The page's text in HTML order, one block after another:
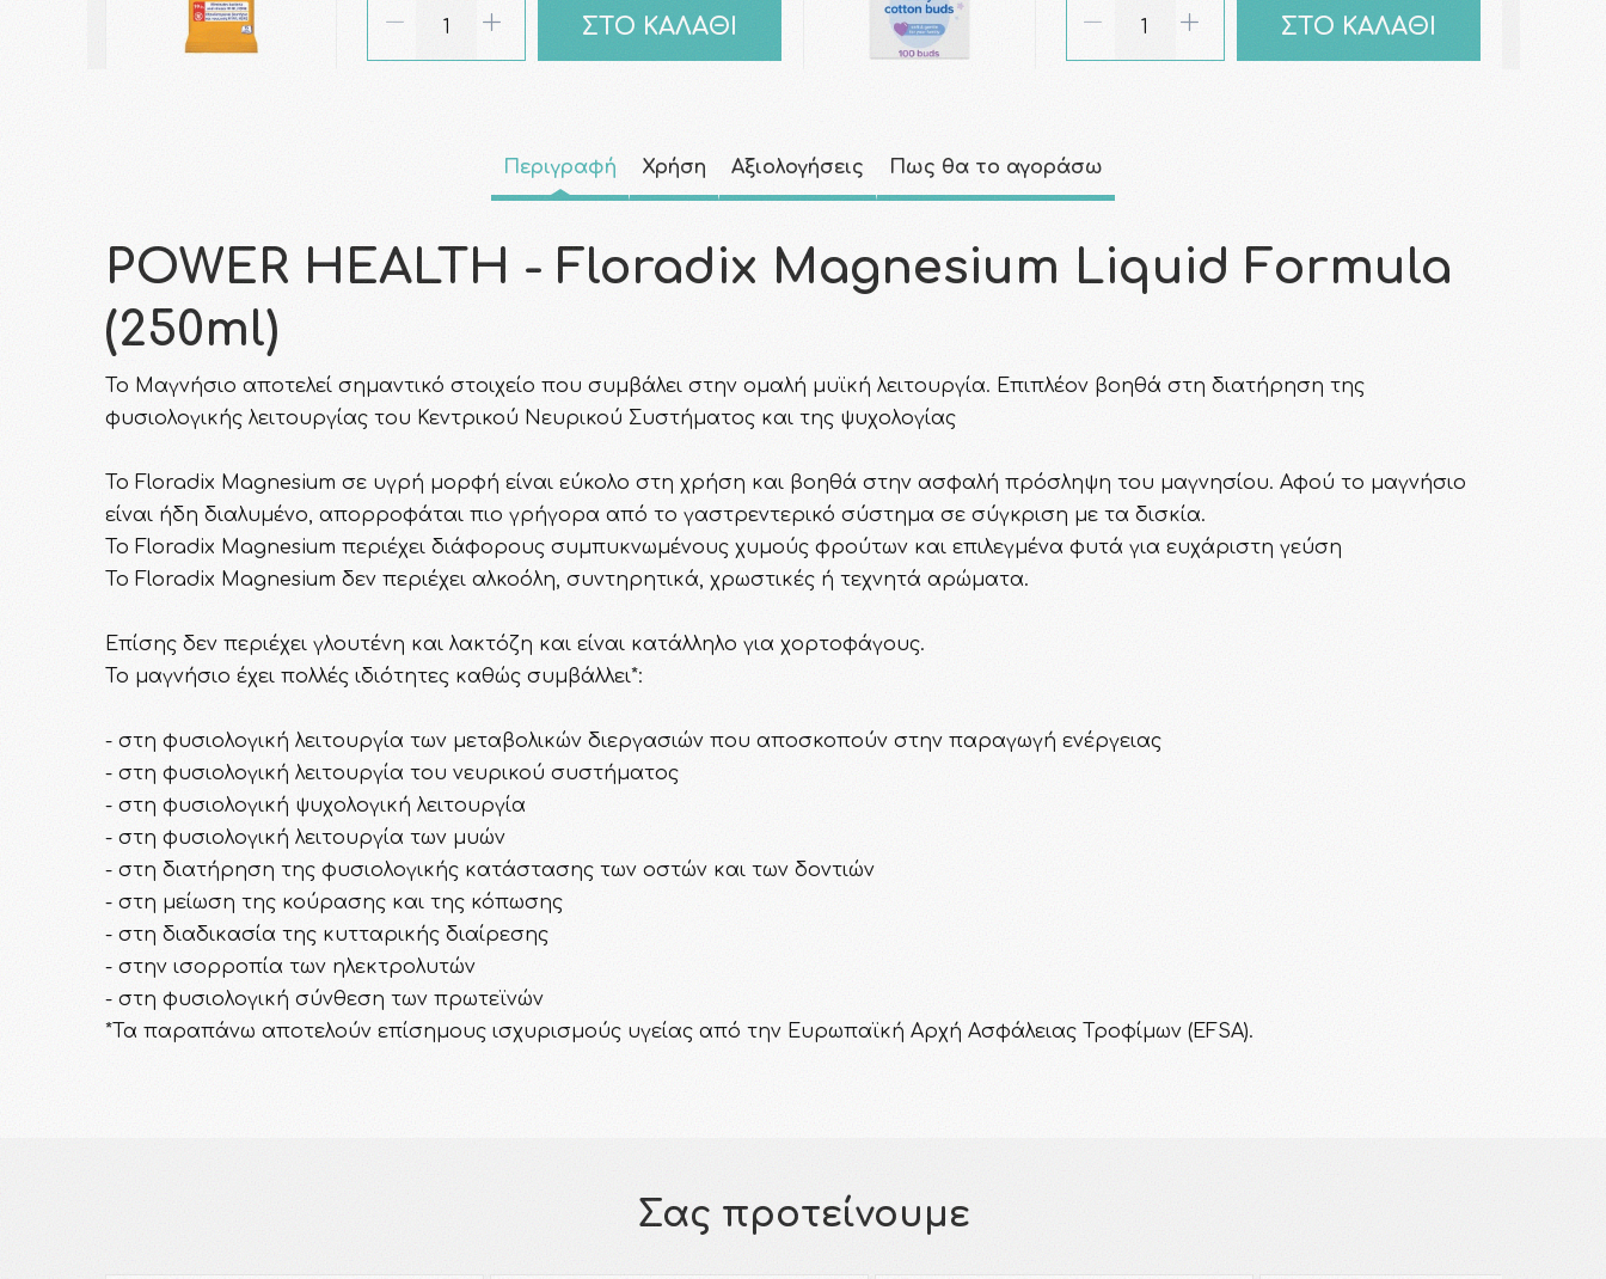
ΣΤΟ ΚΑΛΑΘΙ ΣΤΟ ΚΑΛΑΘΙ
Περιγραφή Χρήση Αξιολογήσεις Πως θα το αγοράσω
POWER HEALTH - Floradix Magnesium Liquid Formula
(250ml)
Το Μαγνήσιο αποτελεί σημαντικό στοιχείο που συμβάλει στην ομαλή μυϊκή λειτουργία. Επιπλέον βοηθά στη διατήρηση της
φυσιολογικής λειτουργίας του Κεντρικού Νευρικού Συστήματος και της ψυχολογίας
Το Floradix Magnesium σε υγρή μορφή είναι εύκολο στη χρήση και βοηθά στην ασφαλή πρόσληψη του μαγνησίου. Αφού το μαγνήσιο
είναι ήδη διαλυμένο, απορροφάται πιο γρήγορα από το γαστρεντερικό σύστημα σε σύγκριση με τα δισκία.
Το Floradix Magnesium περιέχει διάφορους συμπυκνωμένους χυμούς φρούτων και επιλεγμένα φυτά για ευχάριστη γεύση
Το Floradix Magnesium δεν περιέχει αλκοόλη, συντηρητικά, χρωστικές ή τεχνητά αρώματα.
Επίσης δεν περιέχει γλουτένη και λακτόζη και είναι κατάλληλο για χορτοφάγους.
Το μαγνήσιο έχει πολλές ιδιότητες καθώς συμβάλλει*:
- στη φυσιολογική λειτουργία των μεταβολικών διεργασιών που αποσκοπούν στην παραγωγή ενέργειας
- στη φυσιολογική λειτουργία του νευρικού συστήματος
- στη φυσιολογική ψυχολογική λειτουργία
- στη φυσιολογική λειτουργία των μυών
- στη διατήρηση της φυσιολογικής κατάστασης των οστών και των δοντιών
- στη μείωση της κούρασης και της κόπωσης
- στη διαδικασία της κυτταρικής διαίρεσης
- στην ισορροπία των ηλεκτρολυτών
- στη φυσιολογική σύνθεση των πρωτεϊνών
*Τα παραπάνω αποτελούν επίσημους ισχυρισμούς υγείας από την Eυρωπαϊκή Αρχή Ασφάλειας Τροφίμων (EFSA).
Σας προτείνουμε